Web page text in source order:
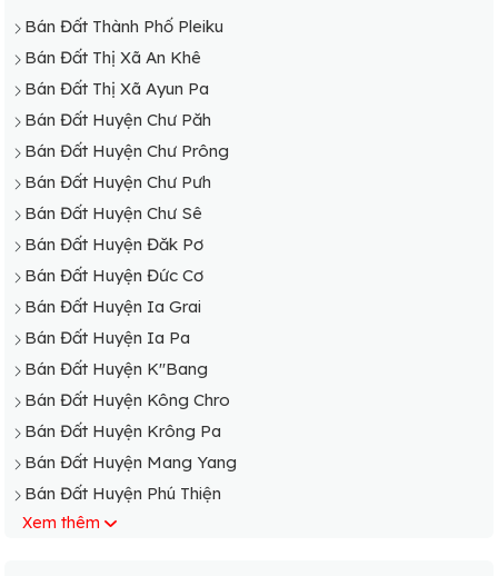
Bán Đất Thành Phố Pleiku
Bán Đất Thị Xã An Khê
Bán Đất Thị Xã Ayun Pa
Bán Đất Huyện Chư Păh
Bán Đất Huyện Chư Prông
Bán Đất Huyện Chư Pưh
Bán Đất Huyện Chư Sê
Bán Đất Huyện Đăk Pơ
Bán Đất Huyện Đức Cơ
Bán Đất Huyện Ia Grai
Bán Đất Huyện Ia Pa
Bán Đất Huyện K"Bang
Bán Đất Huyện Kông Chro
Bán Đất Huyện Krông Pa
Bán Đất Huyện Mang Yang
Bán Đất Huyện Phú Thiện
Xem thêm